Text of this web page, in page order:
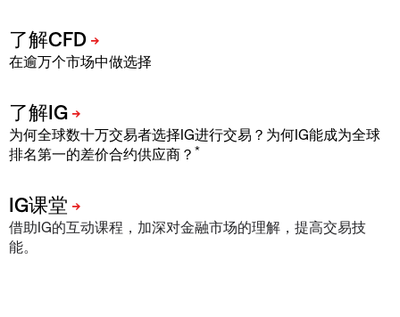
在逾万个市场中做选择
为何全球数十万交易者选择IG进行交易？为何IG能成为全球
排名第一的差价合约供应商？ *
借助IG的互动课程，加深对金融市场的理解，提高交易技
能。